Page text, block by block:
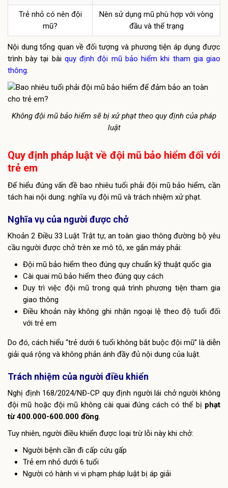
Trẻ nhỏ có nên đội
mũ?
Nên sử dụng mũ phù hợp với vòng
đầu và thể trạng
Nội dung tổng quan về đối tượng và phương tiện áp dụng được
trình bày tại bài quy định đội mũ bảo hiểm khi tham gia giao
thông.
Không đội mũ bảo hiểm sẽ bị xử phạt theo quy định của pháp
luật
Quy định pháp luật về đội mũ bảo hiểm đối với
trẻ em
Để hiểu đúng vấn đề bao nhiêu tuổi phải đội mũ bảo hiểm, cần
tách hai nội dung: nghĩa vụ đội mũ và trách nhiệm xử phạt.
Nghĩa vụ của người được chở
Khoản 2 Điều 33 Luật Trật tự, an toàn giao thông đường bộ yêu
cầu người được chở trên xe mô tô, xe gắn máy phải:
Đội mũ bảo hiểm theo đúng quy chuẩn kỹ thuật quốc gia
Cài quai mũ bảo hiểm theo đúng quy cách
Duy trì việc đội mũ trong quá trình phương tiện tham gia
giao thông
Điều khoản này không ghi nhận ngoại lệ theo độ tuổi đối
với trẻ em
Do đó, cách hiểu “trẻ dưới 6 tuổi không bắt buộc đội mũ” là diễn
giải quá rộng và không phản ánh đầy đủ nội dung của luật.
Trách nhiệm của người điều khiển
Nghị định 168/2024/NĐ-CP quy định người lái chở người không
đội mũ hoặc đội mũ không cài quai đúng cách có thể bị phạt
từ 400.000-600.000 đồng.
Tuy nhiên, người điều khiển được loại trừ lỗi này khi chở:
Người bệnh cần đi cấp cứu gấp
Trẻ em nhỏ dưới 6 tuổi
Người có hành vi vi phạm pháp luật bị áp giải